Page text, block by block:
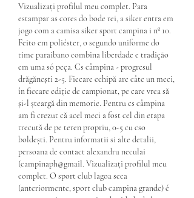
Vizualizați profilul meu complet. Para
estampar as cores do bode rei, a siker entra em
jogo com a camisa siker sport campina i nº 10.
Feito em poliéster, o segundo uniforme do
time paraibano combina liberdade e tradição
em uma só peça. Cs câmpina - progresul
drăgănești 2-5. Fiecare echipă are câte un meci,
în fiecare ediție de campionat, pe care vrea să
și-l șteargă din memorie. Pentru cs câmpina
am fi crezut că acel meci a fost cel din etapa
trecută de pe teren propriu, 0-5 cu cso
boldești. Pentru informatii si alte detalii,
persoana de contact alexandru neculai
(campinaph@gmail. Vizualizați profilul meu
complet. O sport club lagoa seca
(anteriormente, sport club campina grande) é